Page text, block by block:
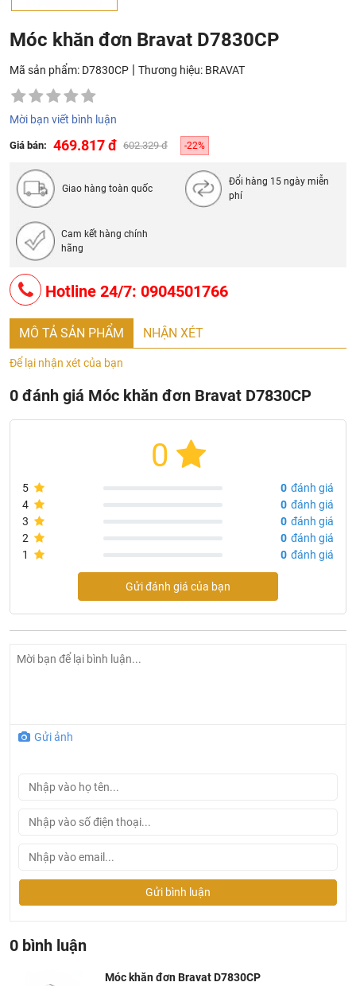
Móc khăn đơn Bravat D7830CP
Mã sản phẩm: D7830CP | Thương hiệu: BRAVAT
Mời bạn viết bình luận
Giá bán: 469.817 đ 602.329 đ -22%
Giao hàng toàn quốc
Đổi hàng 15 ngày miễn
phí
Cam kết hàng chính
hãng
Hotline 24/7: 0904501766
MÔ TẢ SẢN PHẨM NHẬN XÉT
Để lại nhận xét của bạn
0 đánh giá Móc khăn đơn Bravat D7830CP
0
5 0 đánh giá
4
0 đánh giá
3
0 đánh giá
2
0 đánh giá
1
0 đánh giá
Gửi đánh giá của bạn
Gửi ảnh
Gửi bình luận
0 bình luận
Móc khăn đơn Bravat D7830CP